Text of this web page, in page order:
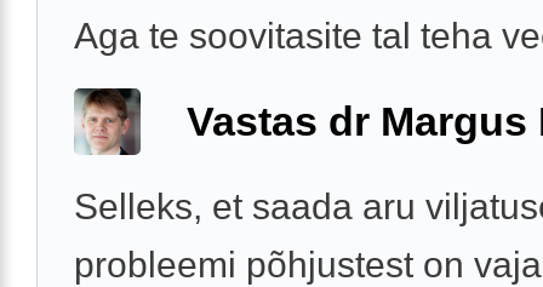
Aga te soovitasite tal teha
Vastas dr Margus
Selleks, et saada aru
probleemi põhjustest on